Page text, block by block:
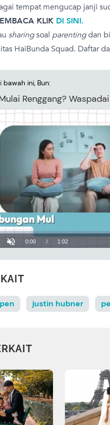
tempat mengucap janji
KLIK DI SINI.
sharingsoal parentingdan
HaiBunda Squad. Daftar
ini, Bun:
Renggang?
justin hubner